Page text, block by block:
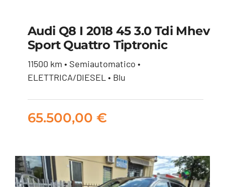
Audi Q8 I 2018 45 3.0
tdi mhev Sport
65.500,00
Audi Q8 I 2018 45 3.0 Tdi Mhev
Sport Quattro Tiptronic
11500 km • Semiautomatico •
ELETTRICA/DIESEL • Blu
65.500,00 €